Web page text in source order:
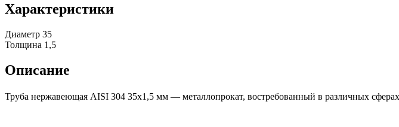
Характеристики
Диаметр 35
Толщина 1,5
Описание
Труба нержавеющая AISI 304 35х1,5 мм — металлопрокат, востребованный в различных